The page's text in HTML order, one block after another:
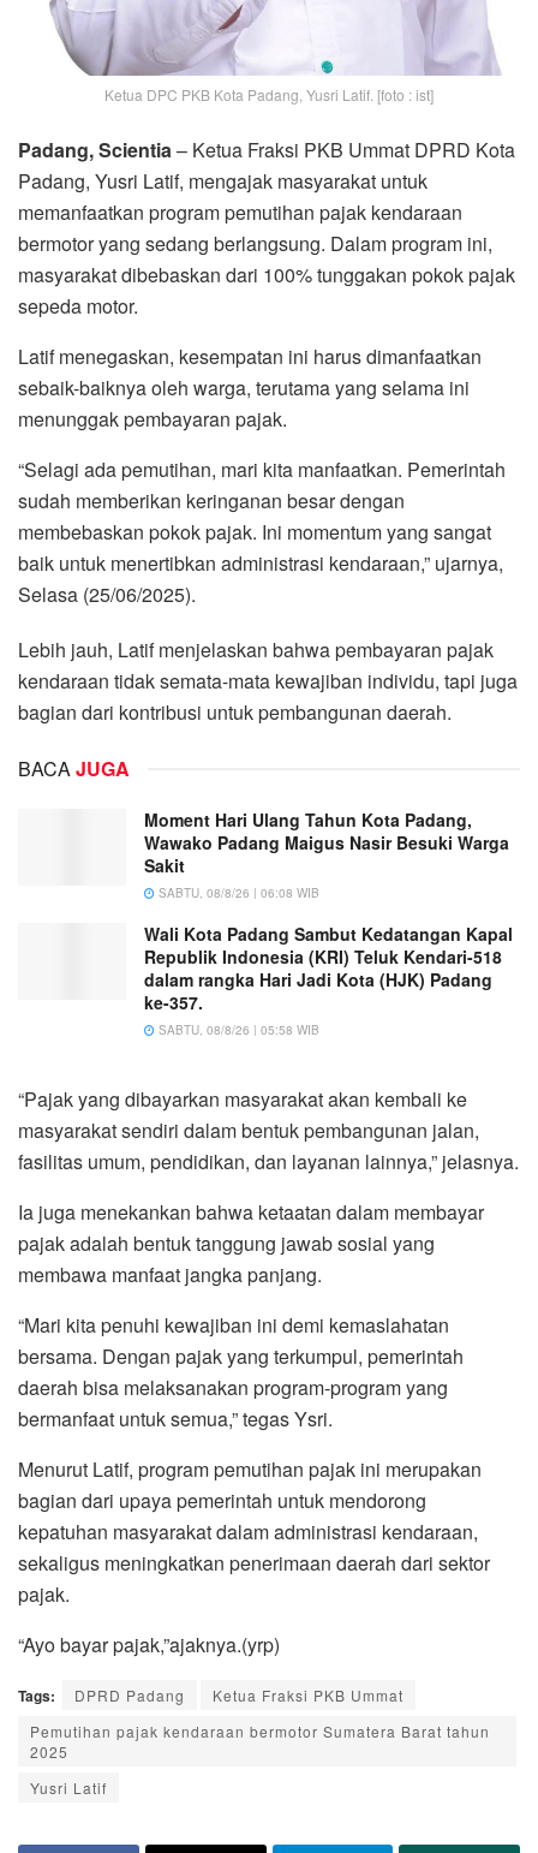
Ketua DPC PKB Kota Padang, Yusri Latif. [foto : ist]
Padang, Scientia – Ketua Fraksi PKB Ummat DPRD Kota
Padang, Yusri Latif, mengajak masyarakat untuk
memanfaatkan program pemutihan pajak kendaraan
bermotor yang sedang berlangsung. Dalam program ini,
masyarakat dibebaskan dari 100% tunggakan pokok pajak
sepeda motor.
Latif menegaskan, kesempatan ini harus dimanfaatkan
sebaik-baiknya oleh warga, terutama yang selama ini
menunggak pembayaran pajak.
“Selagi ada pemutihan, mari kita manfaatkan. Pemerintah
sudah memberikan keringanan besar dengan
membebaskan pokok pajak. Ini momentum yang sangat
baik untuk menertibkan administrasi kendaraan,” ujarnya,
Selasa (25/06/2025).
Lebih jauh, Latif menjelaskan bahwa pembayaran pajak
kendaraan tidak semata-mata kewajiban individu, tapi juga
bagian dari kontribusi untuk pembangunan daerah.
BACA JUGA
Moment Hari Ulang Tahun Kota Padang,
Wawako Padang Maigus Nasir Besuki Warga
Sakit
SABTU, 08/8/26 | 06:08 WIB
Wali Kota Padang Sambut Kedatangan Kapal
Republik Indonesia (KRI) Teluk Kendari-518
dalam rangka Hari Jadi Kota (HJK) Padang
ke-357.
SABTU, 08/8/26 | 05:58 WIB
“Pajak yang dibayarkan masyarakat akan kembali ke
masyarakat sendiri dalam bentuk pembangunan jalan,
fasilitas umum, pendidikan, dan layanan lainnya,” jelasnya.
Ia juga menekankan bahwa ketaatan dalam membayar
pajak adalah bentuk tanggung jawab sosial yang
membawa manfaat jangka panjang.
“Mari kita penuhi kewajiban ini demi kemaslahatan
bersama. Dengan pajak yang terkumpul, pemerintah
daerah bisa melaksanakan program-program yang
bermanfaat untuk semua,” tegas Ysri.
Menurut Latif, program pemutihan pajak ini merupakan
bagian dari upaya pemerintah untuk mendorong
kepatuhan masyarakat dalam administrasi kendaraan,
sekaligus meningkatkan penerimaan daerah dari sektor
pajak.
“Ayo bayar pajak,”ajaknya.(yrp)
Tags: DPRD Padang
Ketua Fraksi PKB Ummat
Pemutihan pajak kendaraan bermotor Sumatera Barat tahun
2025
Yusri Latif